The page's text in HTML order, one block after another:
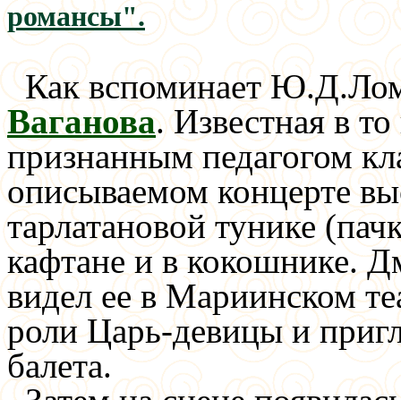
романсы".
Как вспоминает
Ваганова. Известная в
признанным педагогом
описываемом концерте
тарлатановой тунике
кафтане и в кокошнике.
видел ее в Мариинском
роли Царь-девицы и
балета.